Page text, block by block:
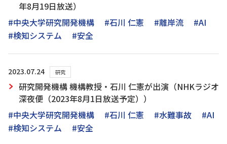
年8月19日放送）
#中央大学研究開発機構
#石川 仁憲 #離岸流
#AI
#検知システム
#安全
2023.07.24 研究
研究開発機構 機構教授・石川 仁憲が出演（NHKラジオ
深夜便（2023年8月1日放送予定））
#中央大学研究開発機構
#石川 仁憲 #水難事故
#AI
#検知システム
#安全